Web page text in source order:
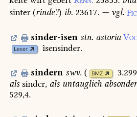
sinter (rinde?) ib. 23617. — vgl.
sinder-îsen stn. astoria
Lexer îsensinder.
sindern swv. ( BMZ
als sinder, als untauglich
529,4.